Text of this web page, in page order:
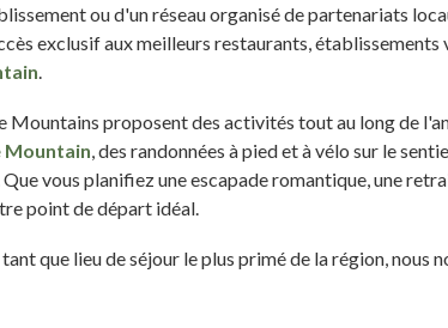
ou d'un réseau organisé de partenariats
exclusif aux meilleurs restaurants,
.
proposent des activités tout au long de
Mountain, des randonnées à pied et à vélo sur le
Que vous planifiez une escapade romantique, une
point de départ idéal.
que lieu de séjour le plus primé de la région, nous